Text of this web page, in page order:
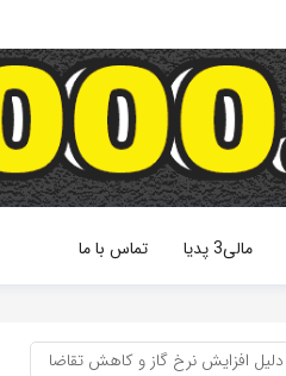
مالی3 پدیا تماس با ما
افزایش نرخ گاز و کاهش تقاضا